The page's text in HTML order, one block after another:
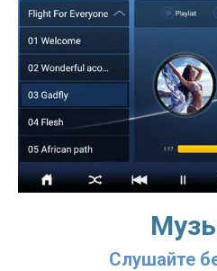
Слушайте